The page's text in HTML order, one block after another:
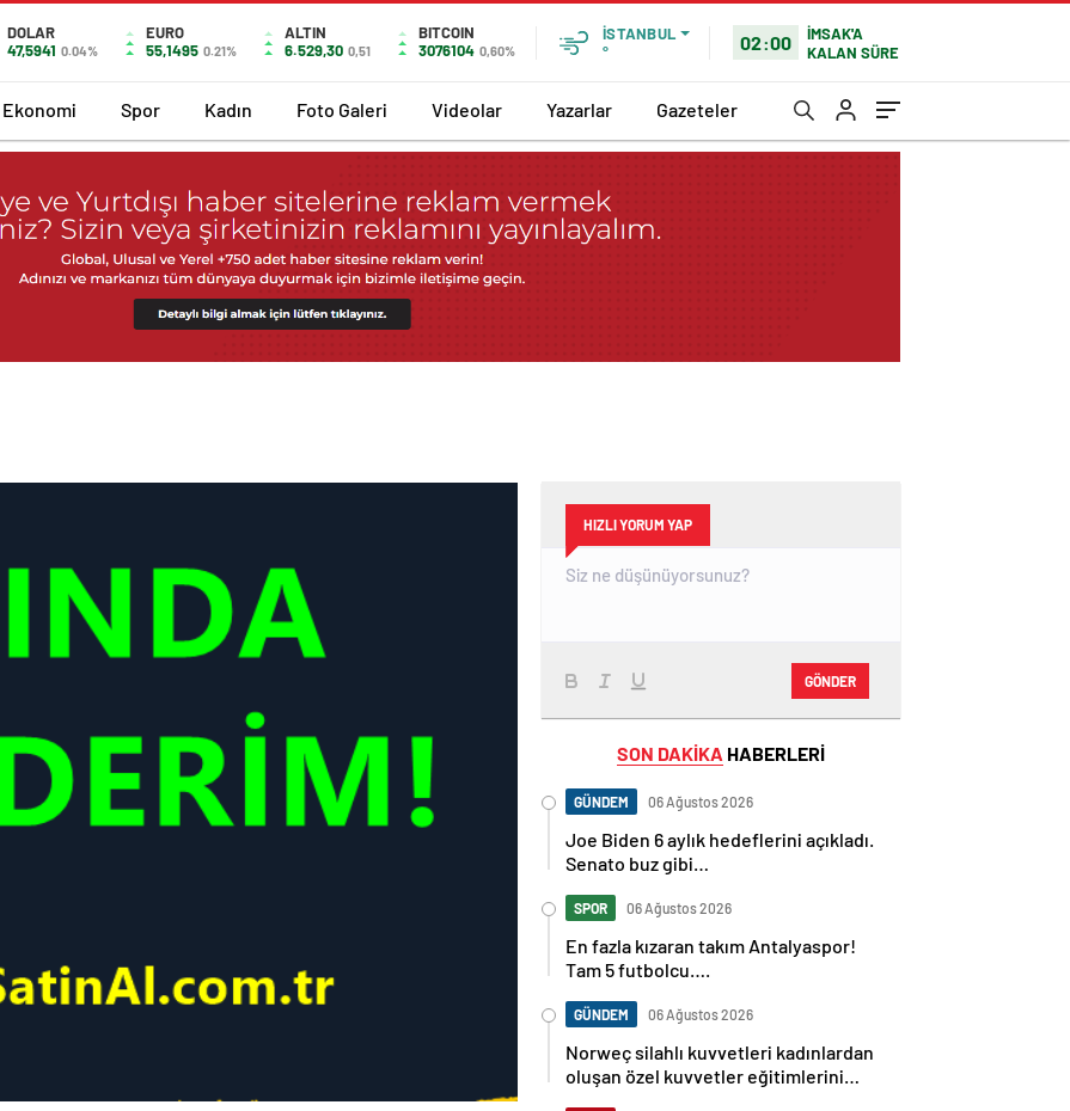
DOLAR
47,5941 0.04%
EURO
55,1495 0.21%
ALTIN
6.529,30 0,51
BITCOIN
3076104 0,60%
İSTANBUL
°
02:00
İMSAK'A
KALAN SÜRE
Ekonomi Spor Kadın Foto Galeri Videolar Yazarlar Gazeteler
HIZLI YORUM YAP
GÖNDER
SON DAKİKA HABERLERİ
GÜNDEM 06 Ağustos 2026
Joe Biden 6 aylık hedeflerini açıkladı.
Senato buz gibi…
SPOR 06 Ağustos 2026
En fazla kızaran takım Antalyaspor!
Tam 5 futbolcu….
GÜNDEM 06 Ağustos 2026
Norweç silahlı kuvvetleri kadınlardan
oluşan özel kuvvetler eğitimlerini